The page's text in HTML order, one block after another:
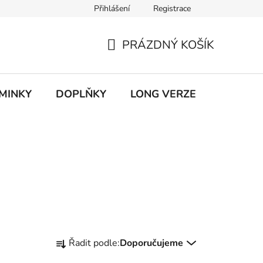
ochrany osobních údajůPřihlášení Registrace
KOŠÍK
PRÁZDNÝ KOŠÍK
DOPLŇKY LONG VERZE
a Řadit podle:Doporučujeme